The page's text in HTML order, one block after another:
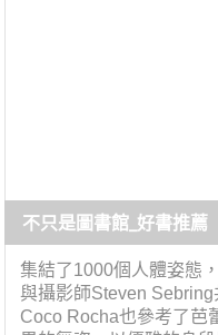
不只是圖書館_好書推薦
集結了1000個人體姿態
與攝影師Steven
Coco Rocha也參考了芭